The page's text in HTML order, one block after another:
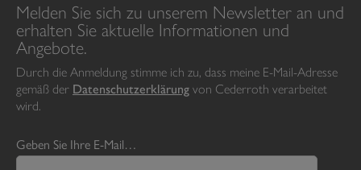
Melden Sie sich zu unserem Newsletter an und
erhalten Sie aktuelle Informationen und
Angebote.
Durch die Anmeldung stimme ich zu, dass meine E-Mail-Adresse
gemäß der Datenschutzerklärung von Cederroth verarbeitet
wird.
Geben Sie Ihre E-Mail…